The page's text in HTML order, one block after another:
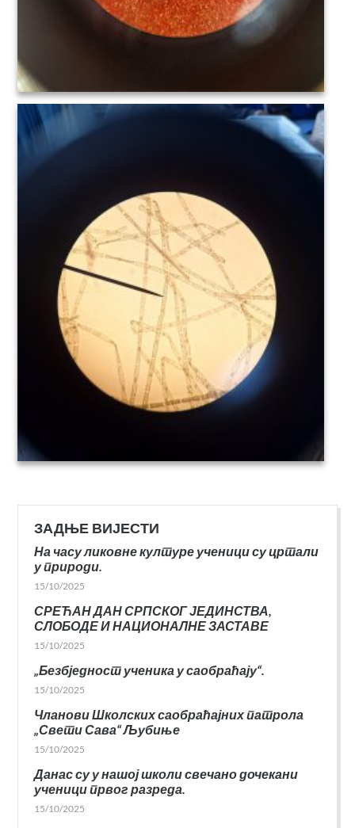
ЗАДЊЕ ВИЈЕСТИ
На часу ликовне културе ученици су цртали
у природи.
15/10/2025
СРЕЋАН ДАН СРПСКОГ ЈЕДИНСТВА,
СЛОБОДЕ И НАЦИОНАЛНЕ ЗАСТАВЕ
15/10/2025
„Безбједност ученика у саобраћају“.
15/10/2025
Чланови Школских саобраћајних патрола
„Свети Сава“ Љубиње
15/10/2025
Данас су у нашој школи свечано дочекани
ученици првог разреда.
15/10/2025